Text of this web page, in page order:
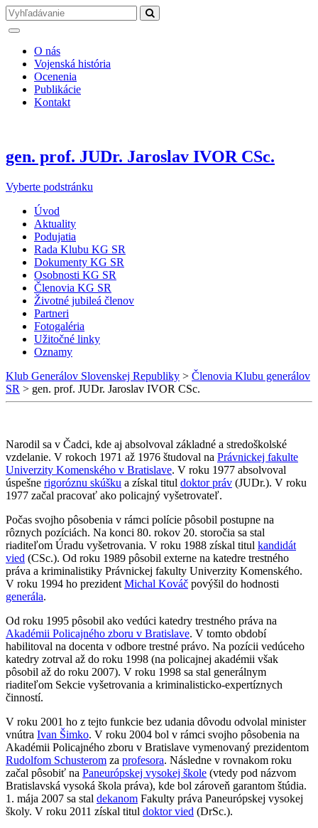
O nás
Vojenská história
Ocenenia
Publikácie
Kontakt
gen. prof. JUDr. Jaroslav IVOR CSc.
Vyberte podstránku
Úvod
Aktuality
Podujatia
Rada Klubu KG SR
Dokumenty KG SR
Osobnosti KG SR
Členovia KG SR
Životné jubileá členov
Partneri
Fotogaléria
Užitočné linky
Oznamy
Klub Generálov Slovenskej Republiky > Členovia Klubu generálov
SR > gen. prof. JUDr. Jaroslav IVOR CSc.
Narodil sa v Čadci, kde aj absolvoval základné a stredoškolské
vzdelanie. V rokoch 1971 až 1976 študoval na Právnickej fakulte
Univerzity Komenského v Bratislave. V roku 1977 absolvoval
úspešne rigoróznu skúšku a získal titul doktor práv (JUDr.). V roku
1977 začal pracovať ako policajný vyšetrovateľ.
Počas svojho pôsobenia v rámci polície pôsobil postupne na
rôznych pozíciách. Na konci 80. rokov 20. storočia sa stal
riaditeľom Úradu vyšetrovania. V roku 1988 získal titul kandidát
vied (CSc.). Od roku 1989 pôsobil externe na katedre trestného
práva a kriminalistiky Právnickej fakulty Univerzity Komenského.
V roku 1994 ho prezident Michal Kováč povýšil do hodnosti
generála.
Od roku 1995 pôsobil ako vedúci katedry trestného práva na
Akadémii Policajného zboru v Bratislave. V tomto období
habilitoval na docenta v odbore trestné právo. Na pozícii vedúceho
katedry zotrval až do roku 1998 (na policajnej akadémii však
pôsobil až do roku 2007). V roku 1998 sa stal generálnym
riaditeľom Sekcie vyšetrovania a kriminalisticko-expertíznych
činností.
V roku 2001 ho z tejto funkcie bez udania dôvodu odvolal minister
vnútra Ivan Šimko. V roku 2004 bol v rámci svojho pôsobenia na
Akadémii Policajného zboru v Bratislave vymenovaný prezidentom
Rudolfom Schusterom za profesora. Následne v rovnakom roku
začal pôsobiť na Paneurópskej vysokej škole (vtedy pod názvom
Bratislavská vysoká škola práva), kde bol zároveň garantom štúdia.
1. mája 2007 sa stal dekanom Fakulty práva Paneurópskej vysokej
školy. V roku 2011 získal titul doktor vied (DrSc.).